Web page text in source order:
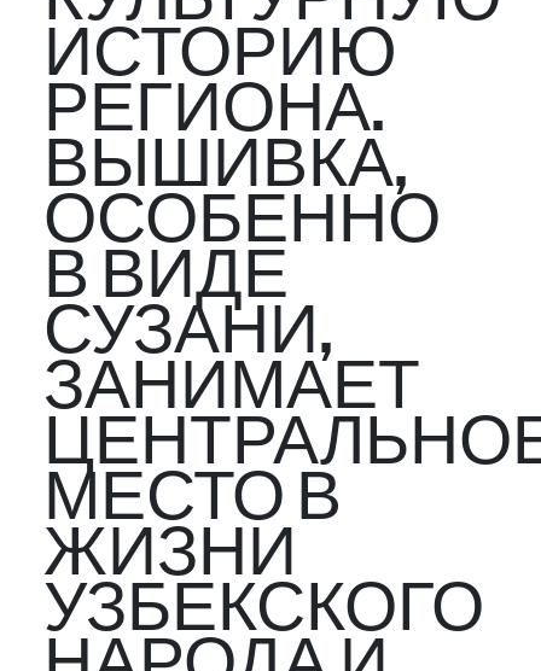
ИСТОРИЮ
РЕГИОНА.
ВЫШИВКА,
ОСОБЕННО
В ВИДЕ
СУЗАНИ,
ЗАНИМАЕТ
МЕСТО В
ЖИЗНИ
УЗБЕКСКОГО